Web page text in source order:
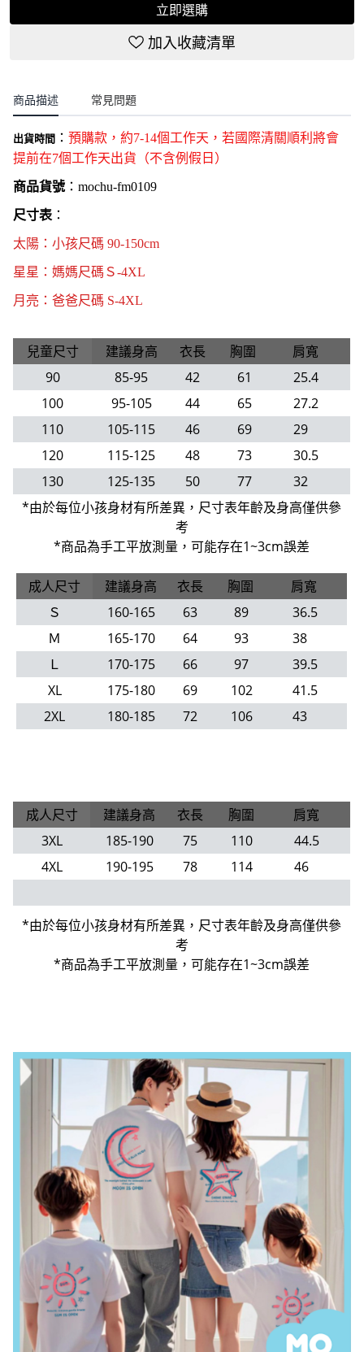
立即選購
加入收藏清單
商品描述 常見問題
出貨時間 ： 預購款，約7-14個工作天，若國際清關順利將會
提前在7個工作天出貨（不含例假日 ）
商品貨號： mochu-fm0109
尺寸表 ：
太陽 ： 小孩尺碼 90-150cm
星星：媽媽尺碼Ｓ-4XL
月亮：爸爸尺碼 S-4XL
兒童尺寸 建議身高 衣長 胸圍
肩寬
90
85-95 42 61
25.4
100
95-105 44 65
27.2
110
105-115 46 69
29
120
115-125 48 73
30.5
130
125-135 50 77
32
*由於每位小孩身材有所差異，尺寸表年齡及身高僅供參
考
*商品為手工平放測量，可能存在1~3cm誤差
成人尺寸 建議身高 衣長 胸圍
肩寬
Ｓ
160-165 63 89
36.5
Ｍ
165-170 64 93
38
Ｌ
170-175 66 97
39.5
XL
175-180 69 102
41.5
2XL
180-185 72 106 43
成人尺寸 建議身高 衣長 胸圍
肩寬
3XL
185-190 75 110
44.5
4XL
190-195 78 114 46
*由於每位小孩身材有所差異，尺寸表年齡及身高僅供參
考
*商品為手工平放測量，可能存在1~3cm誤差